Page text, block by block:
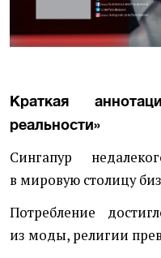
Краткая
реальности»
Сингапур
в мировую столицу
Потребление
из моды, религии